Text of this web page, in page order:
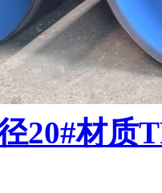
20#材质